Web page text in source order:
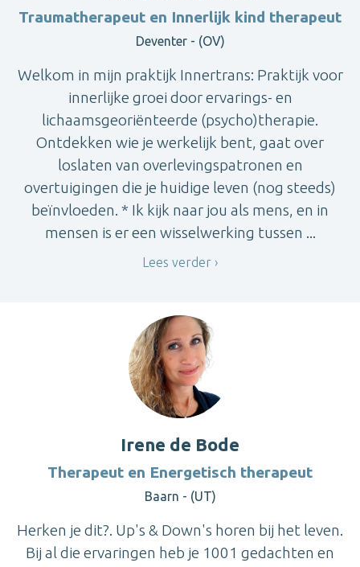
Traumatherapeut en Innerlijk kind therapeut
Deventer - (OV)
Welkom in mijn praktijk Innertrans: Praktijk voor
innerlijke groei door ervarings- en
lichaamsgeoriënteerde (psycho)therapie.
Ontdekken wie je werkelijk bent, gaat over
loslaten van overlevingspatronen en
overtuigingen die je huidige leven (nog steeds)
beïnvloeden. * Ik kijk naar jou als mens, en in
mensen is er een wisselwerking tussen ...
Lees verder
Irene de Bode
Therapeut en Energetisch therapeut
Baarn - (UT)
Herken je dit?. Up's & Down's horen bij het leven.
Bij al die ervaringen heb je 1001 gedachten en